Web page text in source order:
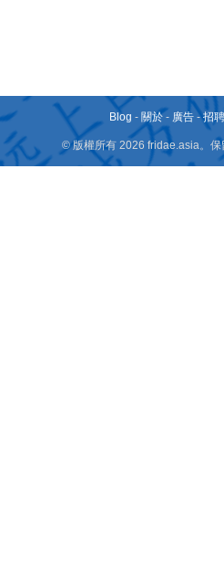
Blog - 關於 - 廣告 -招
© 版權所有 2026 fridae.asia。